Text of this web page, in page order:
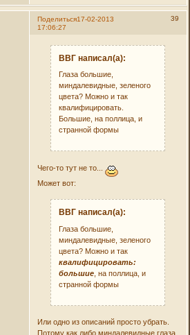
Поделиться 39
17-02-2013
17:06:27
ВВГ написал(а):
Глаза большие,
миндалевидные, зеленого
цвета? Можно и так
квалифицировать.
Большие, на поллица, и
странной формы
Чего-то тут не то...
Может вот:
ВВГ написал(а):
Глаза большие,
миндалевидные, зеленого
цвета? Можно и так
квалифицировать:
большие , на поллица, и
странной формы
Или одно из описаний просто убрать.
Потому как либо миндалевидные глаза,